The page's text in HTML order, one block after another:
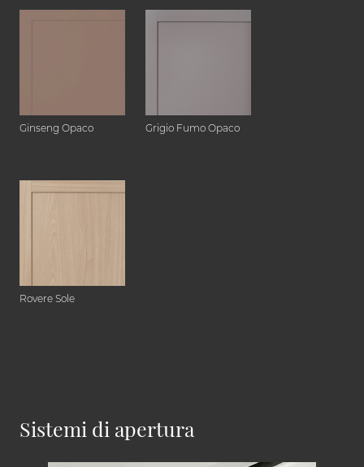
Ginseng Opaco Grigio Fumo Opaco
Rovere Sole
Sistemi di apertura